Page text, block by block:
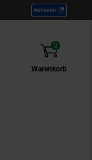
Warenkorb
0
Artikel